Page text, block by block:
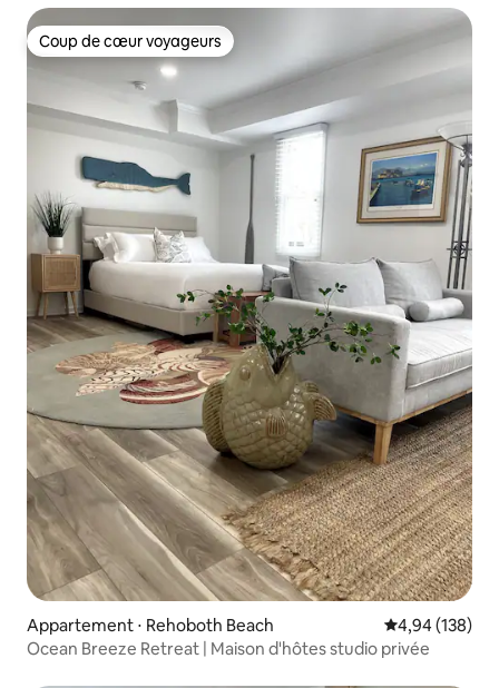
Coup de cœur voyageurs
Coup de cœur voyageurs
Appartement ⋅ Rehoboth Beach Évaluation
4,94 (138)
Ocean Breeze Retreat | Maison d'hôtes studio privée